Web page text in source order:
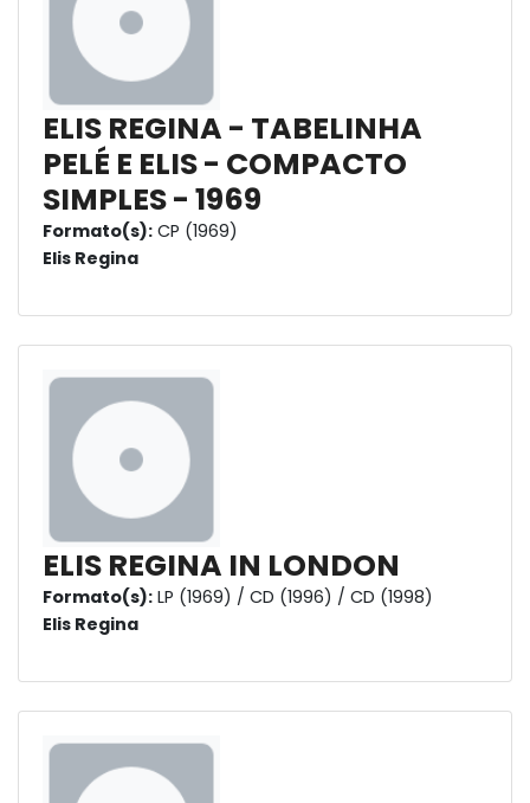
ELIS REGINA - TABELINHA
PELÉ E ELIS - COMPACTO
SIMPLES - 1969
Formato(s): CP (1969)
Elis Regina
ELIS REGINA IN LONDON
Formato(s): LP (1969) / CD (1996) / CD (1998)
Elis Regina